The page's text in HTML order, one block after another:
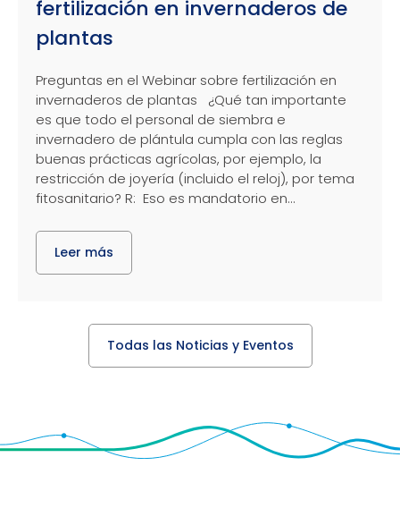
fertilización en invernaderos de
plantas
Preguntas en el Webinar sobre fertilización en
invernaderos de plantas ¿Qué tan importante
es que todo el personal de siembra e
invernadero de plántula cumpla con las reglas
buenas prácticas agrícolas, por ejemplo, la
restricción de joyería (incluido el reloj), por tema
fitosanitario? R: Eso es mandatorio en...
Leer más
Todas las Noticias y Eventos